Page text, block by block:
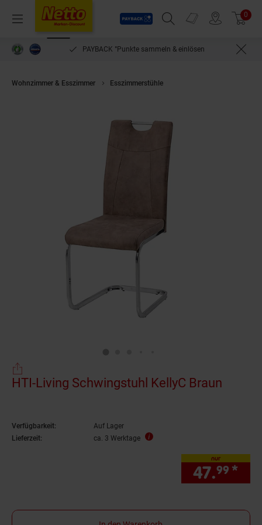
Menü
Payback
Suchfeld einblenden
Prospekte 0
PAYBACK °Punkte sammeln & einlösen
Wohnzimmer & Esszimmer Esszimmerstühle
HTI-Living Schwingstuhl KellyC Braun
Verfügbarkeit:
Auf Lager
Lieferzeit:
ca. 3 Werktage
nur
47.99 *